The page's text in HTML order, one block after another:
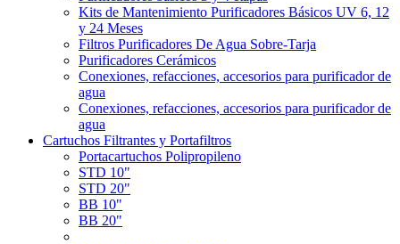
Kits de Mantenimiento Purificadores Básicos UV 6, 12
y 24 Meses
Filtros Purificadores De Agua Sobre-Tarja
Purificadores Cerámicos
Conexiones, refacciones, accesorios para purificador de
agua
Conexiones, refacciones, accesorios para purificador de
agua
Cartuchos Filtrantes y Portafiltros
Portacartuchos Polipropileno
STD 10"
STD 20"
BB 10"
BB 20"